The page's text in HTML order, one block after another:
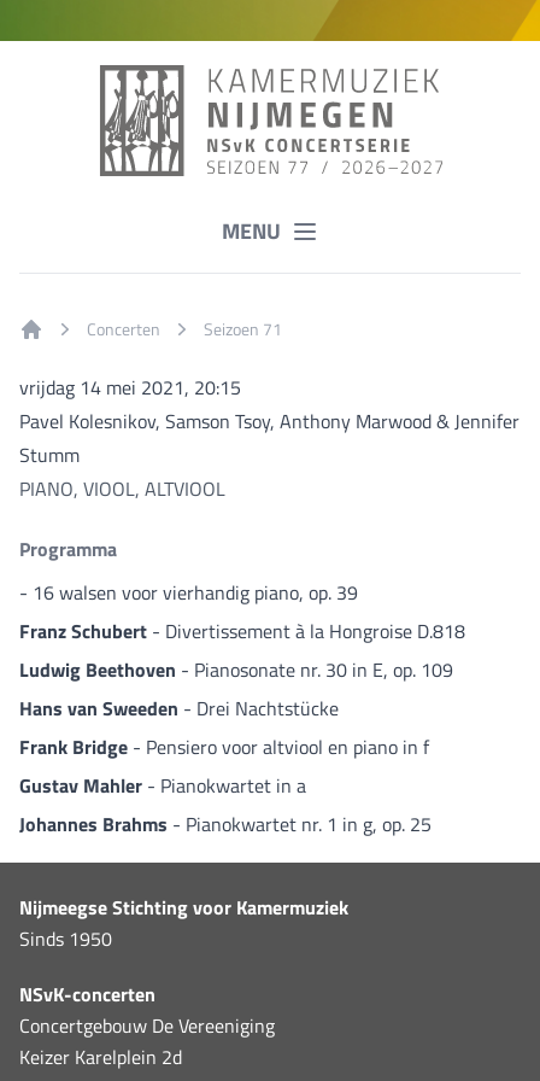
MENU
Concerten Seizoen 71
vrijdag 14 mei 2021, 20:15
Pavel Kolesnikov, Samson Tsoy, Anthony Marwood & Jennifer
Stumm
PIANO, VIOOL, ALTVIOOL
Programma
- 16 walsen voor vierhandig piano, op. 39
Franz Schubert - Divertissement à la Hongroise D.818
Ludwig Beethoven - Pianosonate nr. 30 in E, op. 109
Hans van Sweeden - Drei Nachtstücke
Frank Bridge - Pensiero voor altviool en piano in f
Gustav Mahler - Pianokwartet in a
Johannes Brahms - Pianokwartet nr. 1 in g, op. 25
Nijmeegse Stichting voor Kamermuziek
Sinds 1950
NSvK-concerten
Concertgebouw De Vereeniging
Keizer Karelplein 2d